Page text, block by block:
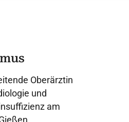
Oberärztin
und
am